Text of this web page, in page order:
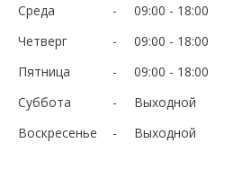
Среда
09:00
18:00
Четверг
09:00
18:00
Пятница
09:00
18:00
Суббота
Выходной
Воскресенье
Выходной